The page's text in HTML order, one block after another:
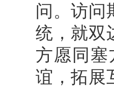
问。访问
统，就双
方愿同
谊，拓展